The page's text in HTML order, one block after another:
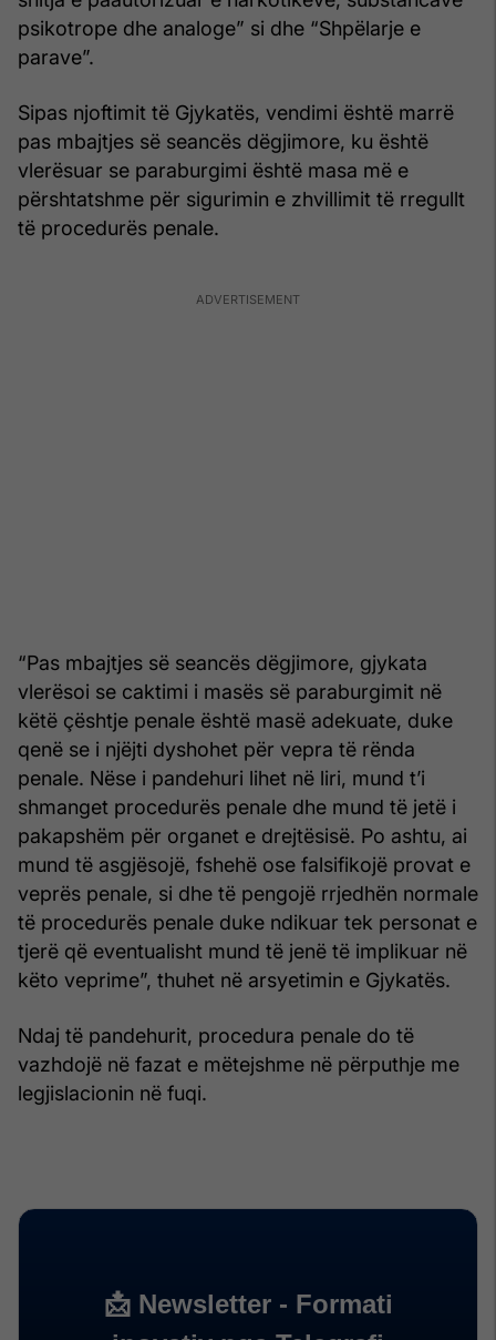
psikotrope dhe analoge” si dhe “Shpëlarje e
parave”.
Sipas njoftimit të Gjykatës, vendimi është marrë
pas mbajtjes së seancës dëgjimore, ku është
vlerësuar se paraburgimi është masa më e
përshtatshme për sigurimin e zhvillimit të rregullt
të procedurës penale.
“Pas mbajtjes së seancës dëgjimore, gjykata
vlerësoi se caktimi i masës së paraburgimit në
këtë çështje penale është masë adekuate, duke
qenë se i njëjti dyshohet për vepra të rënda
penale. Nëse i pandehuri lihet në liri, mund t’i
shmanget procedurës penale dhe mund të jetë i
pakapshëm për organet e drejtësisë. Po ashtu, ai
mund të asgjësojë, fshehë ose falsifikojë provat e
veprës penale, si dhe të pengojë rrjedhën normale
të procedurës penale duke ndikuar tek personat e
tjerë që eventualisht mund të jenë të implikuar në
këto veprime”, thuhet në arsyetimin e Gjykatës.
Ndaj të pandehurit, procedura penale do të
vazhdojë në fazat e mëtejshme në përputhje me
legjislacionin në fuqi.